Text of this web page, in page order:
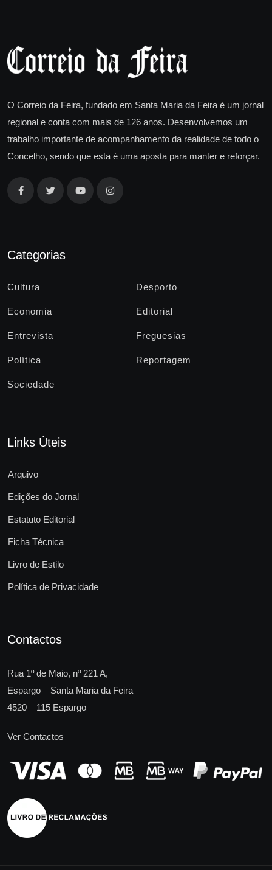
O Correio da Feira, fundado em Santa Maria da Feira é um jornal
regional e conta com mais de 126 anos. Desenvolvemos um
trabalho importante de acompanhamento da realidade de todo o
Concelho, sendo que esta é uma aposta para manter e reforçar.
Categorias
Cultura Desporto
Economia Editorial
Entrevista Freguesias
Política Reportagem
Sociedade
Links Úteis
Arquivo
Edições do Jornal
Estatuto Editorial
Ficha Técnica
Livro de Estilo
Política de Privacidade
Contactos
Rua 1º de Maio, nº 221 A,
Espargo – Santa Maria da Feira
4520 – 115 Espargo
Ver Contactos